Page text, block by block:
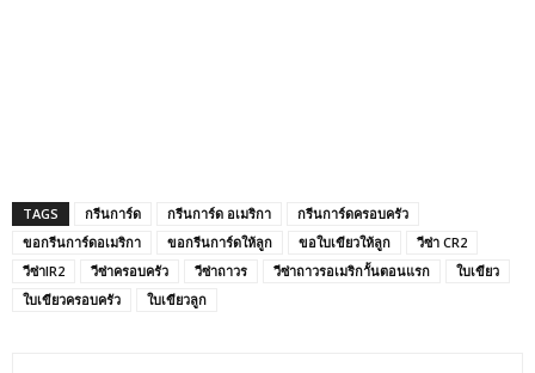
TAGS กรีนการ์ด กรีนการ์ด อเมริกา
กรีนการ์ดครอบครัว
ขอกรีนการ์ดอเมริกา
ขอกรีนการ์ดให้ลูก ขอใบเขียวให้ลูก
วีซ่า CR2
วีซ่าIR2
วีซ่าครอบครัว วีซ่าถาวร วีซ่าถาวรอเมริกาั้นตอนแรก
ใบเขียว
ใบเขียวครอบครัว
ใบเขียวลูก